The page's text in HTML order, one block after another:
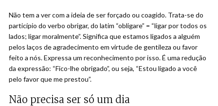
Não tem a ver com a ideia de ser forçado ou coagido. Trata-se do
particípio do verbo obrigar, do latim “obligare” = “ligar por todos os
lados; ligar moralmente”. Significa que estamos ligados a alguém
pelos laços de agradecimento em virtude de gentileza ou favor
feito a nós. Expressa um reconhecimento por isso. É uma redução
da expressão: “Fico-lhe obrigado”, ou seja, “Estou ligado a você
pelo favor que me prestou”.
Não precisa ser só um dia